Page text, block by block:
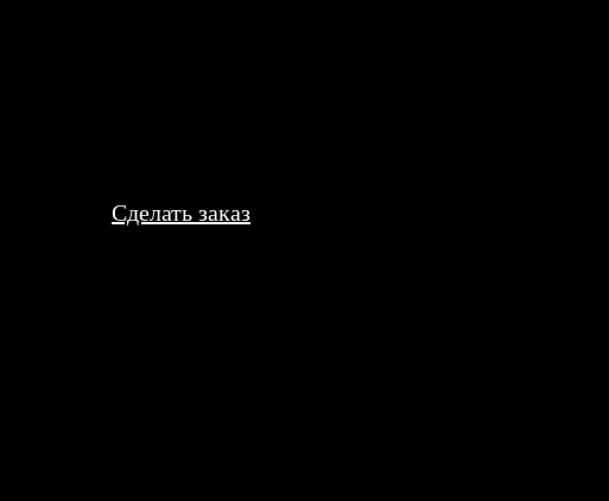
Сделать заказ
Дизайн выбрала простой, напечатали четко, все тексты читаются.